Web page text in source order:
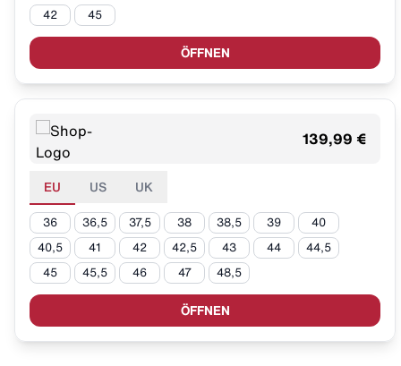
42 45
ÖFFNEN
139,99 €
EU US UK
36 36,5 37,5 38 38,5 39 40
40,5 41 42 42,5 43 44 44,5
45 45,5 46 47 48,5
ÖFFNEN